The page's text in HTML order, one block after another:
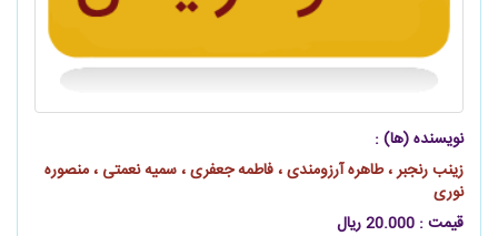
نویسنده (ها) :
زینب رنجبر ، طاهره آرزومندی ، فاطمه جعفری ، سمیه نعمتی ، منصوره
نوری
قیمت : 20.000 ریال